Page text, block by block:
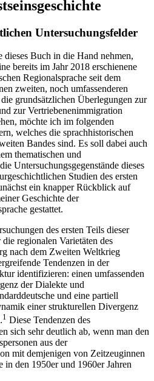
Untersuchungsfelder
Buch in die Hand nehmen,
bereits im Jahr 2018 erschienene
Regionalsprache seit dem
zweiten, noch umfassenderen
grundsätzlichen Überlegungen zur
zur Vertriebenenimmigration
möchte ich im folgenden
welches die sprachhistorischen
Bandes sind. Es soll dabei auch
thematischen und
Untersuchungsgegenstände dieses
Studien des ersten
ein knapper Rückblick auf
Geschichte der
gestattet.
des ersten Teils dieser
regionalen Varietäten des
nach dem Zweiten Weltkrieg
Tendenzen in der
identifizieren: einen umfassenden
der Dialekte und
und eine partiell
einer strukturellen Divergenz
1 Diese Tendenzen des
sich sehr deutlich ab, wenn man den
aus der
mit demjenigen von Zeitzeuginnen
den 1950er und 1960er Jahren